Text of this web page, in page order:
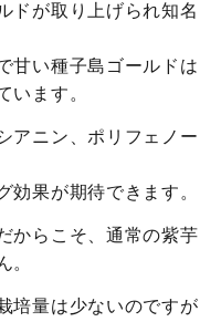
ドが取り上げられ知名
甘い種子島ゴールドは
います。
アニン、ポリフェノー
効果が期待できます。
からこそ、通常の紫芋
。
培量は少ないのですが